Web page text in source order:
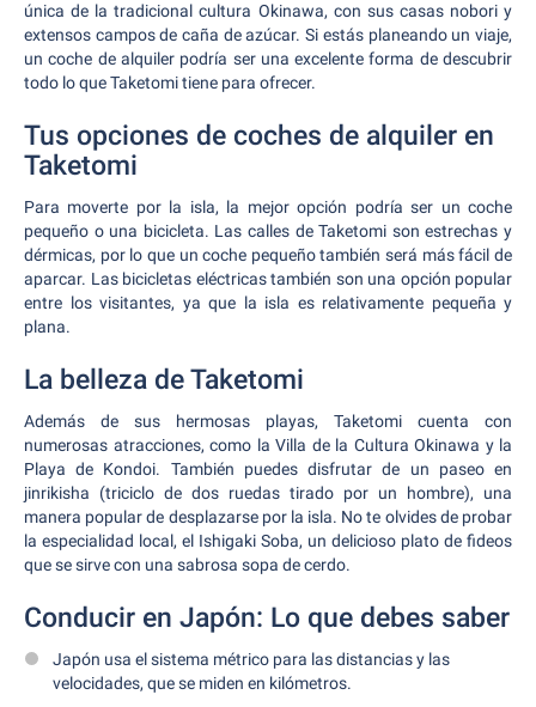
única de la tradicional cultura Okinawa, con sus casas nobori y
extensos campos de caña de azúcar. Si estás planeando un viaje,
un coche de alquiler podría ser una excelente forma de descubrir
todo lo que Taketomi tiene para ofrecer.
Tus opciones de coches de alquiler en
Taketomi
Para moverte por la isla, la mejor opción podría ser un coche
pequeño o una bicicleta. Las calles de Taketomi son estrechas y
dérmicas, por lo que un coche pequeño también será más fácil de
aparcar. Las bicicletas eléctricas también son una opción popular
entre los visitantes, ya que la isla es relativamente pequeña y
plana.
La belleza de Taketomi
Además de sus hermosas playas, Taketomi cuenta con
numerosas atracciones, como la Villa de la Cultura Okinawa y la
Playa de Kondoi. También puedes disfrutar de un paseo en
jinrikisha (triciclo de dos ruedas tirado por un hombre), una
manera popular de desplazarse por la isla. No te olvides de probar
la especialidad local, el Ishigaki Soba, un delicioso plato de fideos
que se sirve con una sabrosa sopa de cerdo.
Conducir en Japón: Lo que debes saber
Japón usa el sistema métrico para las distancias y las
velocidades, que se miden en kilómetros.